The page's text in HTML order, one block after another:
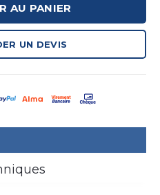
AU PANIER
UN DEVIS